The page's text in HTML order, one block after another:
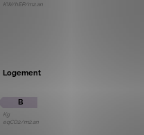
KW/hEP/m2.an
Logement
B
Kg
eqCO2/m2.an